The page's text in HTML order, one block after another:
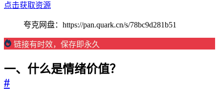
点击获取资源
夸克网盘：https://pan.quark.cn/s/78bc9d281b51
链接有时效，保存即永久
一、什么是情绪价值？
#